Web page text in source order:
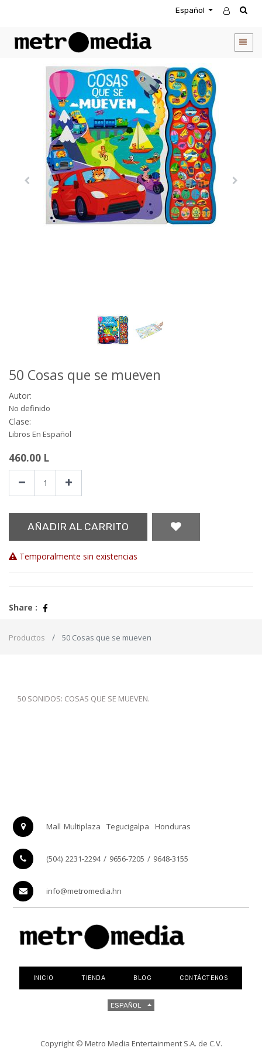
Español
50 Cosas que se mueven
Autor:
No definido
Clase:
Libros En Español
460.00 L
AÑADIR AL CARRITO
Temporalmente sin existencias
Share :
Productos 50 Cosas que se mueven
50 SONIDOS: COSAS QUE SE MUEVEN.
Mall Multiplaza Tegucigalpa Honduras
(504) 2231-2294 / 9656-7205 / 9648-3155
info@metromedia.hn
INICIO TIENDA BLOG CONTÁCTENOS
ESPAÑOL
Copyright © Metro Media Entertainment S.A. de C.V.